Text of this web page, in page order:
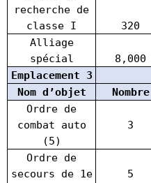
recherche de
classe I
320
Alliage
spécial
8,000
Emplacement 3
Nom d’objet
Nombre
Ordre de
combat auto
(5)
3
Ordre de
secours de 1e
5